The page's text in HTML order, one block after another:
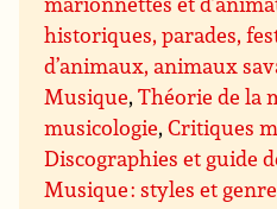
historiques, parades,
d’animaux, animaux
Musique,Théorie de la
musicologie,Critiques
Discographies et guide
Musique : styles et